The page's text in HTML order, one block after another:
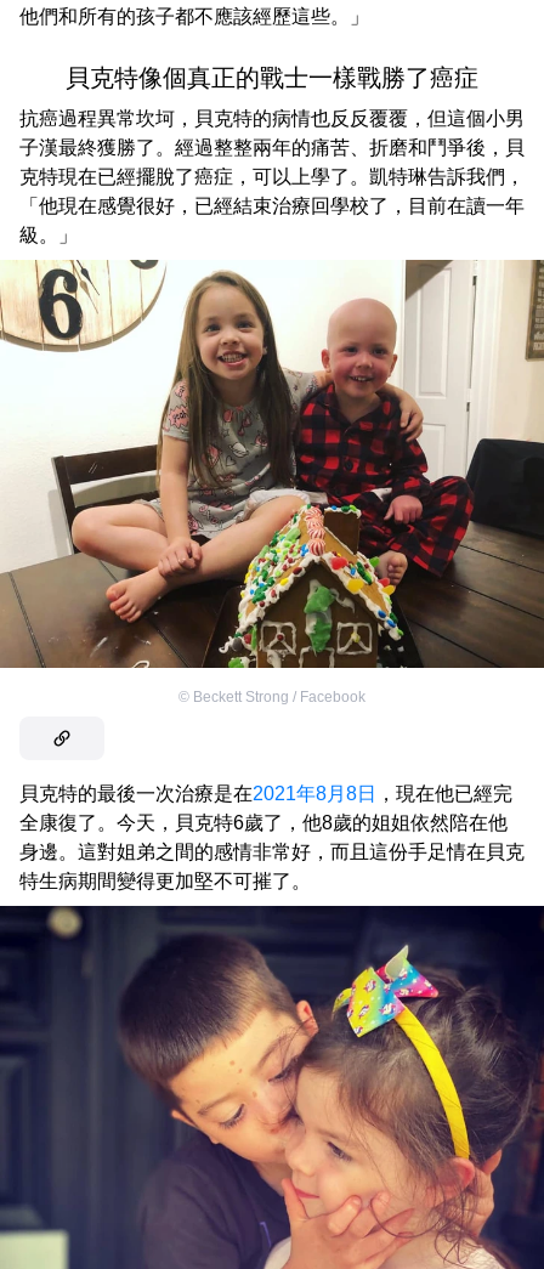
他們和所有的孩子都不應該經歷這些。」
貝克特像個真正的戰士一樣戰勝了癌症
抗癌過程異常坎坷，貝克特的病情也反反覆覆，但這個小男
子漢最終獲勝了。經過整整兩年的痛苦、折磨和鬥爭後，貝
克特現在已經擺脫了癌症，可以上學了。凱特琳告訴我們，
「他現在感覺很好，已經結束治療回學校了，目前在讀一年
級。」
© Beckett Strong / Facebook
貝克特的最後一次治療是在2021年8月8日
，現在他已經完
全康復了。今天，貝克特6歲了，他8歲的姐姐依然陪在他
身邊。這對姐弟之間的感情非常好，而且這份手足情在貝克
特生病期間變得更加堅不可摧了。